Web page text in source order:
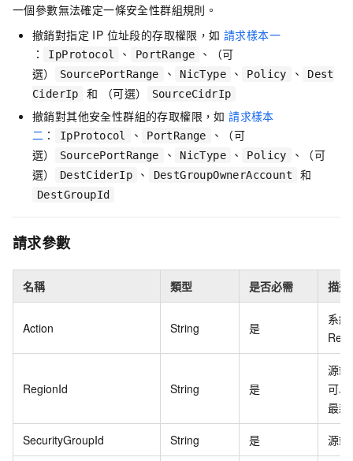
一個參數無法確定一條安全性群組規則。
撤銷對指定 IP 位址段的存取權限，如 請求樣本一
：
IpProtocol 、 PortRange
、（可
選）
SourcePortRange 、 NicType 、 Policy 、
Dest
CiderIp
和 （可選） SourceCidrIp
撤銷對其他安全性群組的存取權限，如請求樣本
二 ： IpProtocol 、 PortRange
、（可
選）
SourcePortRange 、 NicType 、 Policy
、（可
選）
DestCiderIp 、 DestGroupOwnerAccount 和
DestGroupId
請求參數
名稱 類型 是否必需 描述
Action String 是
系
RegionId String 是
源端
可
最新
SecurityGroupId String 是 源端